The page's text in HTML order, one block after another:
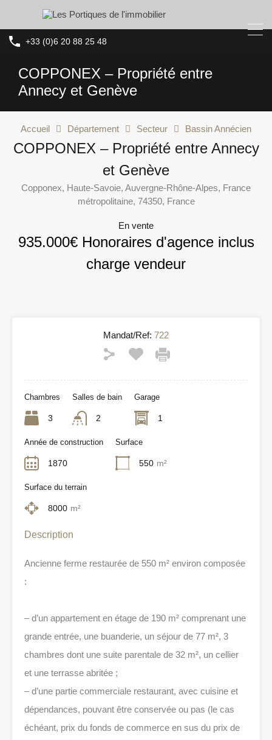
+33 (0)6 20 88 25 48
COPPONEX – Propriété entre
Annecy et Genève
Accueil Département Secteur Bassin Annécien
COPPONEX – Propriété entre Annecy
et Genève
Copponex, Haute-Savoie, Auvergne-Rhône-Alpes, France
métropolitaine, 74350, France
En vente
935.000€ Honoraires d'agence inclus
charge vendeur
Mandat/Ref: 722
Chambres
3
Salles de bain
2
Garage
1
Année de construction
1870
Surface
550 m²
Surface du terrain
8000 m²
Description
Ancienne ferme restaurée de 550 m² environ composée
:
– d’un appartement en étage de 190 m² comprenant une
grande entrée, une buanderie, un séjour de 77 m², 3
chambres dont une suite parentale de 32 m², un cellier
et une terrasse abritée ;
– d’une partie commerciale restaurant, avec cuisine et
dépendances, pouvant être conservée ou pas (le cas
échéant, prix du fonds de commerce en sus du prix de